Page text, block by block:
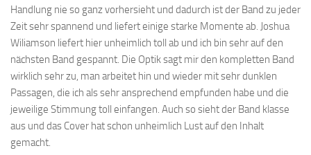
Handlung nie so ganz vorhersieht und dadurch ist der Band zu jeder
Zeit sehr spannend und liefert einige starke Momente ab. Joshua
Wiliamson liefert hier unheimlich toll ab und ich bin sehr auf den
nächsten Band gespannt. Die Optik sagt mir den kompletten Band
wirklich sehr zu, man arbeitet hin und wieder mit sehr dunklen
Passagen, die ich als sehr ansprechend empfunden habe und die
jeweilige Stimmung toll einfangen. Auch so sieht der Band klasse
aus und das Cover hat schon unheimlich Lust auf den Inhalt
gemacht.